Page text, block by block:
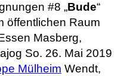
#8 „Bude“
öffentlichen Raum
Masberg,
So. 26. Mai 2019
Mülheim Wendt,